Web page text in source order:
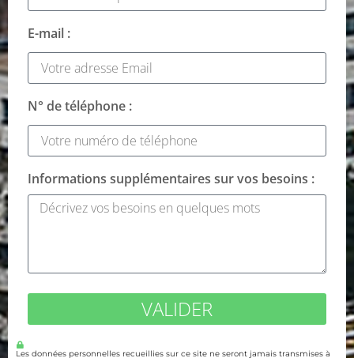
E-mail :
N° de téléphone :
Informations supplémentaires sur vos besoins :
VALIDER
Les données personnelles recueillies sur ce site ne seront jamais transmises à